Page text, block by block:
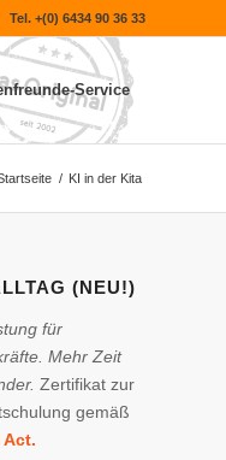
Tel. +(0) 6434 90 36 33
Service
/ KI in der Kita
(NEU!)
für
Mehr Zeit
Zertifikat zur
gemäß
Act.